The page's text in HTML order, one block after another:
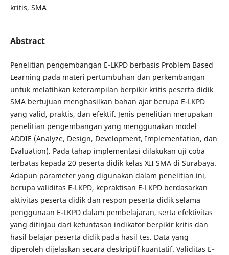
kritis, SMA
Abstract
Penelitian pengembangan E-LKPD berbasis Problem Based
Learning pada materi pertumbuhan dan perkembangan
untuk melatihkan keterampilan berpikir kritis peserta didik
SMA bertujuan menghasilkan bahan ajar berupa E-LKPD
yang valid, praktis, dan efektif. Jenis penelitian merupakan
penelitian pengembangan yang menggunakan model
ADDIE (Analyze, Design, Development, Implementation, dan
Evaluation). Pada tahap implementasi dilakukan uji coba
terbatas kepada 20 peserta didik kelas XII SMA di Surabaya.
Adapun parameter yang digunakan dalam penelitian ini,
berupa validitas E-LKPD, kepraktisan E-LKPD berdasarkan
aktivitas peserta didik dan respon peserta didik selama
penggunaan E-LKPD dalam pembelajaran, serta efektivitas
yang ditinjau dari ketuntasan indikator berpikir kritis dan
hasil belajar peserta didik pada hasil tes. Data yang
diperoleh dijelaskan secara deskriptif kuantatif. Validitas E-